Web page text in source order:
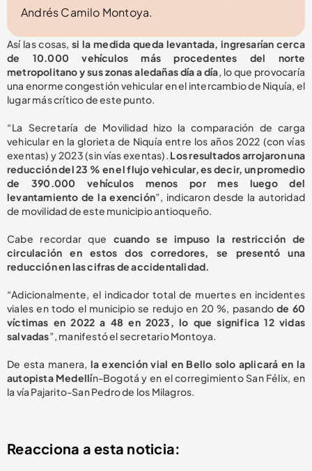
Andrés Camilo Montoya.
Así las cosas,si la medida queda levantada, ingresarían cerca
de 10.000 vehículos más procedentes del norte
metropolitano y sus zonas aledañas día a día, lo que provocaría
una enorme congestión vehicular en el intercambio de Niquía, el
lugar más crítico de este punto.
“La Secretaría de Movilidad hizo la comparación de carga
vehicular en la glorieta de Niquía entre los años 2022 (con vías
exentas) y 2023 (sin vías exentas). Los resultados arrojaron una
reducción del 23 % en el flujo vehicular, es decir, un promedio
de 390.000 vehículos menos por mes luego del
levantamiento de la exención”, indicaron desde la autoridad
de movilidad de este municipio antioqueño.
Cabe recordar que cuando se impuso la restricción de
circulación en estos dos corredores, se presentó una
reducción en las cifras de accidentalidad.
“Adicionalmente, el indicador total de muertes en incidentes
viales en todo el municipio se redujo en 20 %, pasandode 60
víctimas en 2022 a 48 en 2023, lo que significa 12 vidas
salvadas”, manifestó el secretario Montoya.
De esta manera, la exención vial en Bello solo aplicará en la
autopista Medellín-Bogotá y en el corregimiento San Félix, en
la vía Pajarito-San Pedro de los Milagros.
Reacciona a esta noticia: